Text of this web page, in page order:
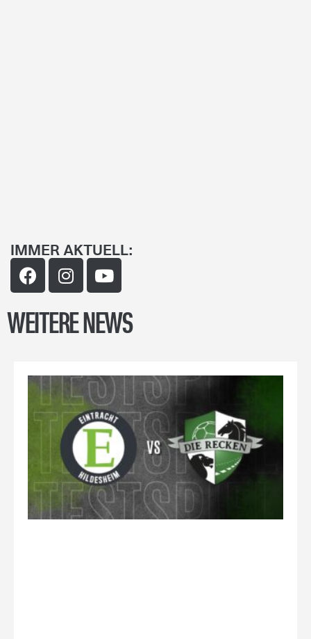
IMMER AKTUELL:
WEITERE NEWS